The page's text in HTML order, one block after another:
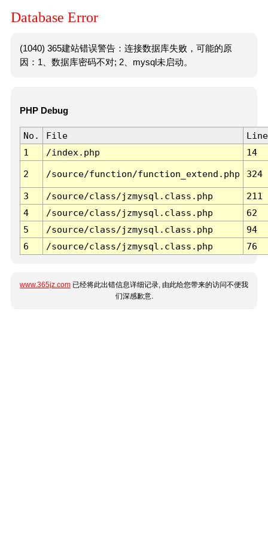
Database Error
(1040) 365建站错误警告：连接数据库失败，可能的原
因：1、数据库密码不对; 2、mysql未启动。
PHP Debug
No. File
Line
1
/index.php 14
2 /source/function/function_extend.php 324
3 /source/class/jzmysql.class.php
211
4
/source/class/jzmysql.class.php
62
5
/source/class/jzmysql.class.php
94
6
/source/class/jzmysql.class.php 76
www.365jz.com 已经将此出错信息详细记录, 由此给您带来的访问不便我
们深感歉意.